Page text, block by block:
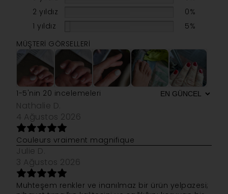
2 yıldız
0%
1 yıldız
5%
MÜŞTERI GÖRSELLERI
1-5'nin 20 incelemeleri
Nathalie D.
4 Ağustos 2026
Couleurs vraiment magnifique
Julie D.
3 Ağustos 2026
Muhteşem renkler ve inanılmaz bir ürün yelpazesi;